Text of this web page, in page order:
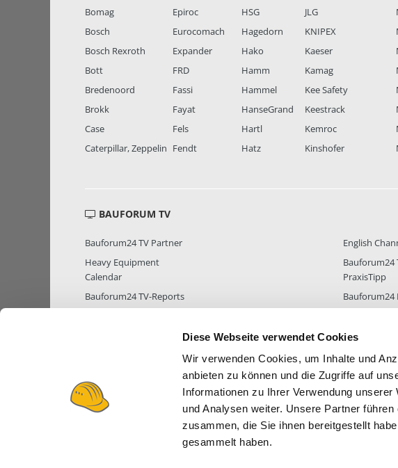
Diese Webseite verwendet Cookies
Wir verwenden Cookies, um Inhalte und
anbieten zu können und die Zugriffe auf
Informationen zu Ihrer Verwendung
und Analysen weiter. Unsere Partner
zusammen, die Sie ihnen bereitgestellt
gesammelt haben.
Bomag
Bosch
Bosch Rexroth
Bott
Bredenoord
Brokk
Case
Caterpillar, Zeppelin
Epiroc
Eurocomach
Expander
FRD
Fassi
Fayat
Fels
Fendt
HSG
Hagedorn
Hako
Hamm
Hammel
HanseGrand
Hartl
Hatz
JLG
KNIPEX
Kaeser
Kamag
Kee Safety
Keestrack
Kemroc
Kinshofer
BAUFORUM TV
Bauforum24 TV Partner
Heavy Equipment
Calendar
Bauforum24 TV-Reports
English
Bauforum24
PraxisTipp
Bauforum24
MITGLIEDER STATISTIK MITGLIEDER38.433